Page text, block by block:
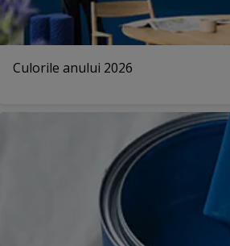
Culorile anului 2026